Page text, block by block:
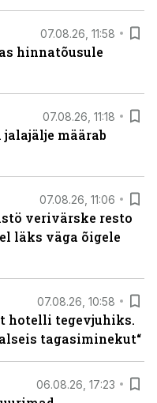
07.08.26, 11:58
hinnatõusule
07.08.26, 11:18
määrab
07.08.26, 11:06
verivärske resto
läks väga õigele
07.08.26, 10:58
hotelli tegevjuhiks.
tagasiminekut“
06.08.26, 17:23